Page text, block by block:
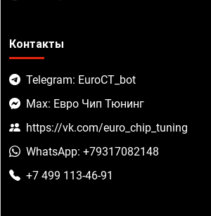
Контакты
Telegram: EuroCT_bot
Max: Евро Чип Тюнинг
https://vk.com/euro_chip_tuning
WhatsApp: +79317082148
+7 499 113-46-91